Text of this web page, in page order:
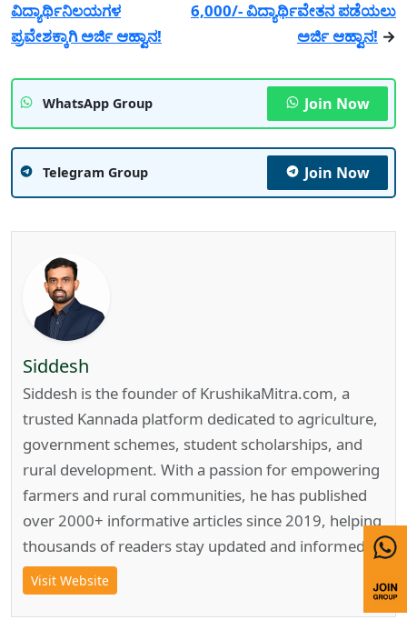
ವಿದ್ಯಾರ್ಥಿನಿಲಯಗಳ
ಪ್ರವೇಶಕ್ಕಾಗಿ ಅರ್ಜಿ ಆಹ್ವಾನ!
6,000/- ವಿದ್ಯಾರ್ಥಿವೇತನ ಪಡೆಯಲು
ಅರ್ಜಿ ಆಹ್ವಾನ! →
WhatsApp Group Join Now
Telegram Group Join Now
Siddesh
Siddesh is the founder of KrushikaMitra.com, a
trusted Kannada platform dedicated to agriculture,
government schemes, student scholarships, and
rural development. With a passion for empowering
farmers and rural communities, he has published
over 2000+ informative articles since 2019, helping
thousands of readers stay updated and informed.
Visit Website